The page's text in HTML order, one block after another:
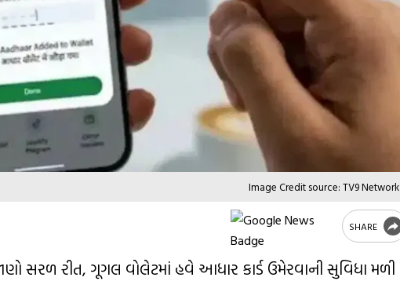
Image Credit source: TV9 Network
SHARE
સરળ રીત, ગૂગલ વોલેટમાં હવે આધાર કાર્ડ ઉમેરવાની સુવિધા મળી